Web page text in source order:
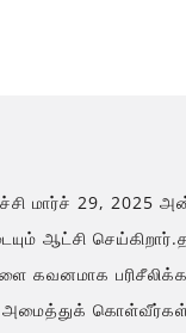
மார்ச் 29, 2025
ஆட்சி
கவனமாக
அமைத்துக்